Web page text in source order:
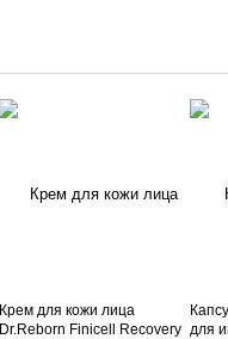
Крем для кожи лица
Dr.Reborn Finicell Recovery для